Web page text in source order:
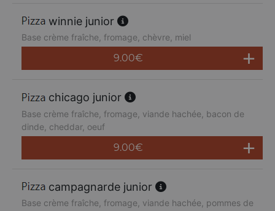
winnie junior
Base crème fraîche, fromage, chèvre, miel
9.00€
chicago junior
Base crème fraîche, fromage, viande hachée, bacon de
dinde, cheddar, oeuf
9.00€
campagnarde junior
Base crème fraîche, fromage, viande hachée, pommes de